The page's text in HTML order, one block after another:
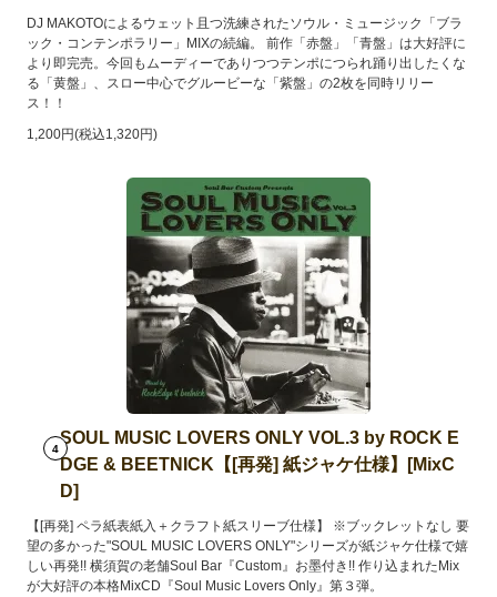
DJ MAKOTOによるウェット且つ洗練されたソウル・ミュージック「ブラ
ック・コンテンポラリー」MIXの続編。 前作「赤盤」「青盤」は大好評に
より即完売。今回もムーディーでありつつテンポにつられ踊り出したくな
る「黄盤」、スロー中心でグルービーな「紫盤」の2枚を同時リリー
ス！！
1,200円(税込1,320円)
4
SOUL MUSIC LOVERS ONLY VOL.3 by ROCK E
DGE & BEETNICK【[再発] 紙ジャケ仕様】[MixC
D]
【[再発] ペラ紙表紙入＋クラフト紙スリーブ仕様】 ※ブックレットなし 要
望の多かった"SOUL MUSIC LOVERS ONLY"シリーズが紙ジャケ仕様で嬉
しい再発!! 横須賀の老舗Soul Bar『Custom』お墨付き!! 作り込まれたMix
が大好評の本格MixCD『Soul Music Lovers Only』第３弾。